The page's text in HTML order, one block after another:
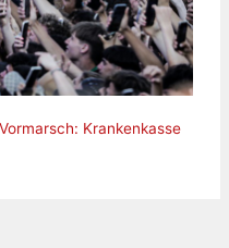
Krankenkasse